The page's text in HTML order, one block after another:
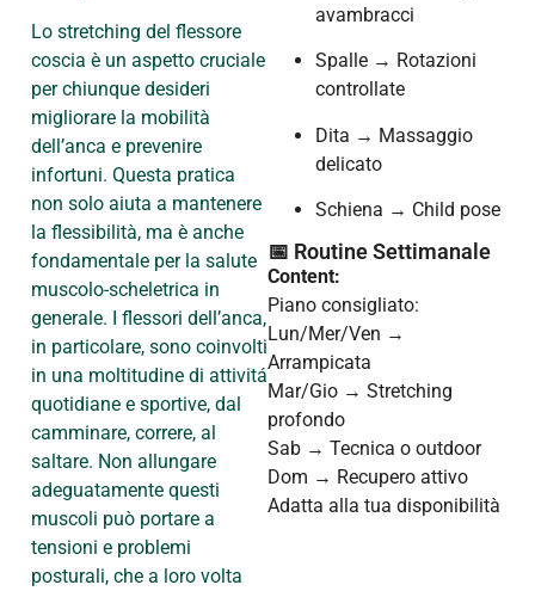
Lo stretching del flessore
coscia è un aspetto cruciale
per chiunque desideri
migliorare la mobilità
dell’anca e prevenire
infortuni. Questa pratica
non solo aiuta a mantenere
la flessibilità, ma è anche
fondamentale per la salute
muscolo-scheletrica in
generale. I flessori dell’anca,
in particolare, sono coinvolti
in una moltitudine di attivitá
quotidiane e sportive, dal
camminare, correre, al
saltare. Non allungare
adeguatamente questi
muscoli può portare a
tensioni e problemi
posturali, che a loro volta
avambracci
Spalle → Rotazioni
controllate
Dita → Massaggio
delicato
Schiena → Child pose
📅 Routine Settimanale
Content:
Piano consigliato:
Lun/Mer/Ven →
Arrampicata
Mar/Gio → Stretching
profondo
Sab → Tecnica o outdoor
Dom → Recupero attivo
Adatta alla tua disponibilità